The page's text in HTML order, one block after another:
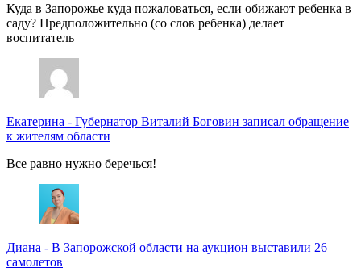
Куда в Запорожье куда пожаловаться, если обижают ребенка в
саду? Предположительно (со слов ребенка) делает
воспитатель
Екатерина - Губернатор Виталий Боговин записал обращение
к жителям области
Все равно нужно беречься!
Диана - В Запорожской области на аукцион выставили 26
самолетов